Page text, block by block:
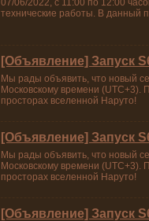
07/06/2022, с 11:00 по 12:00
технические работы. В данный
[Объявление] Запуск
Мы рады объявить, что новый
Московскому времени (UTC+3).
просторах вселенной Наруто!
[Объявление] Запуск
Мы рады объявить, что новый
Московскому времени (UTC+3).
просторах вселенной Наруто!
[Объявление] Запуск